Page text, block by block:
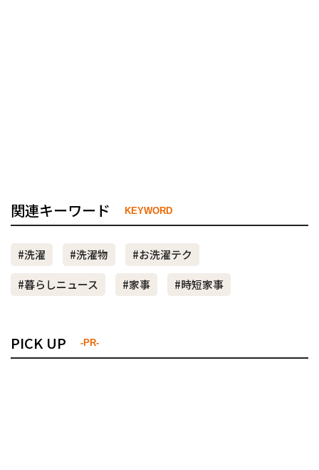
関連キーワード KEYWORD
#洗濯 #洗濯物
#お洗濯テク
#暮らしニュース
#家事 #時短家事
PICK UP -PR-